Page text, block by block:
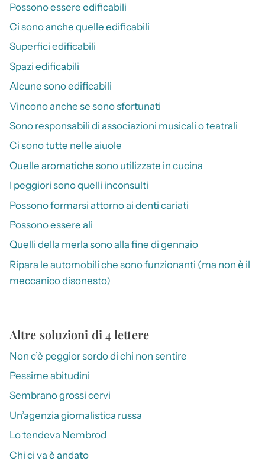
Possono essere edificabili
Ci sono anche quelle edificabili
Superfici edificabili
Spazi edificabili
Alcune sono edificabili
Vincono anche se sono sfortunati
Sono responsabili di associazioni musicali o teatrali
Ci sono tutte nelle aiuole
Quelle aromatiche sono utilizzate in cucina
I peggiori sono quelli inconsulti
Possono formarsi attorno ai denti cariati
Possono essere ali
Quelli della merla sono alla fine di gennaio
Ripara le automobili che sono funzionanti (ma non è il
meccanico disonesto)
Altre soluzioni di 4 lettere
Non c’è peggior sordo di chi non sentire
Pessime abitudini
Sembrano grossi cervi
Un’agenzia giornalistica russa
Lo tendeva Nembrod
Chi ci va è andato